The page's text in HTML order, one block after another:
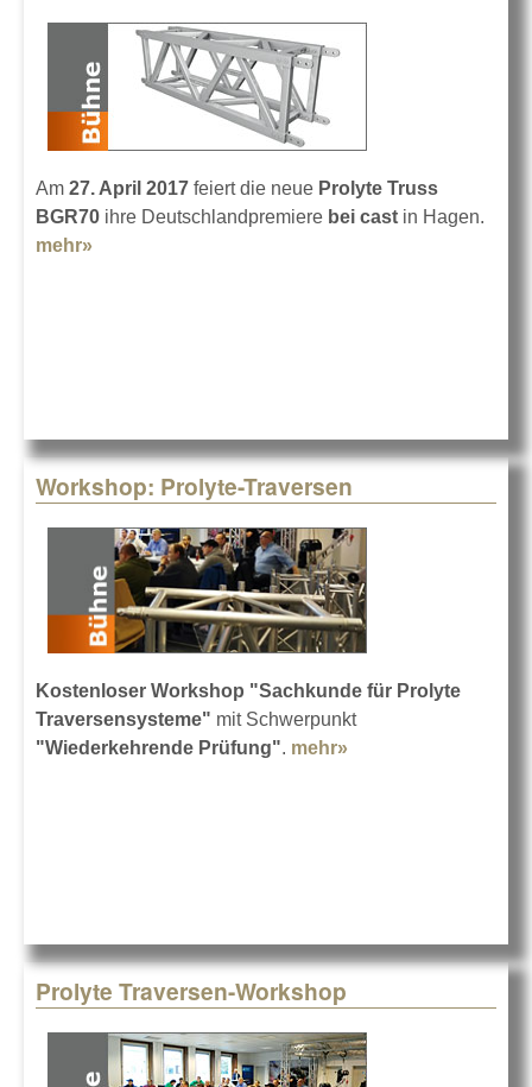
Am 27. April 2017 feiert die neue Prolyte Truss
BGR70 ihre Deutschlandpremiere bei cast in Hagen.
mehr»
Workshop: Prolyte-Traversen
Kostenloser Workshop "Sachkunde für Prolyte
Traversensysteme" mit Schwerpunkt
"Wiederkehrende Prüfung". mehr»
Prolyte Traversen-Workshop